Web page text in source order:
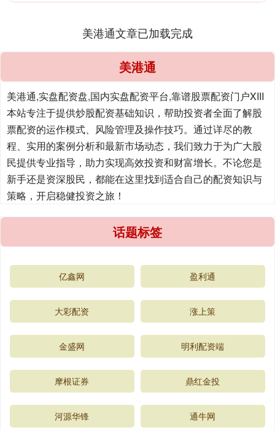
美港通文章已加载完成
美港通
美港通,实盘配资盘,国内实盘配资平台,靠谱股票配资门户XIII‌
本站专注于提供炒股配资基础知识，帮助投资者全面了解股
票配资的运作模式、风险管理及操作技巧。通过详尽的教
程、实用的案例分析和最新市场动态，我们致力于为广大股
民提供专业指导，助力实现高效投资和财富增长。不论您是
新手还是资深股民，都能在这里找到适合自己的配资知识与
策略，开启稳健投资之旅！
话题标签
亿鑫网 盈利通
大彩配资 涨上策
金盛网 明利配资端
摩根证券 鼎红金投
河源华锋 通牛网